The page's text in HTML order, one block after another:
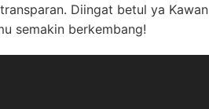
Diingat betul ya Kawan
semakin berkembang!